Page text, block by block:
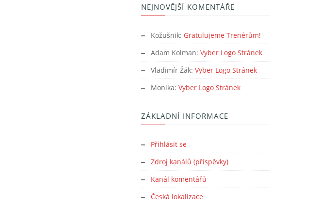
NEJNOVĚJŠÍ KOMENTÁŘE
Kožušnik: Gratulujeme Trenérům!
Adam Kolman: Vyber Logo Stránek
Vladimír Žák: Vyber Logo Stránek
Monika: Vyber Logo Stránek
ZÁKLADNÍ INFORMACE
Přihlásit se
Zdroj kanálů (příspěvky)
Kanál komentářů
Česká lokalizace